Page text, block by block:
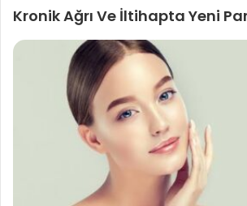
Kronik Ağrı Ve İltihapta Yeni